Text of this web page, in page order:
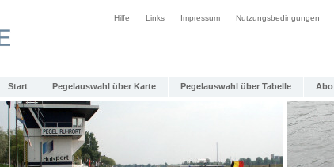
Hilfe Links Impressum Nutzungsbedingungen
Start Pegelauswahl über Karte Pegelauswahl über Tabelle Abo